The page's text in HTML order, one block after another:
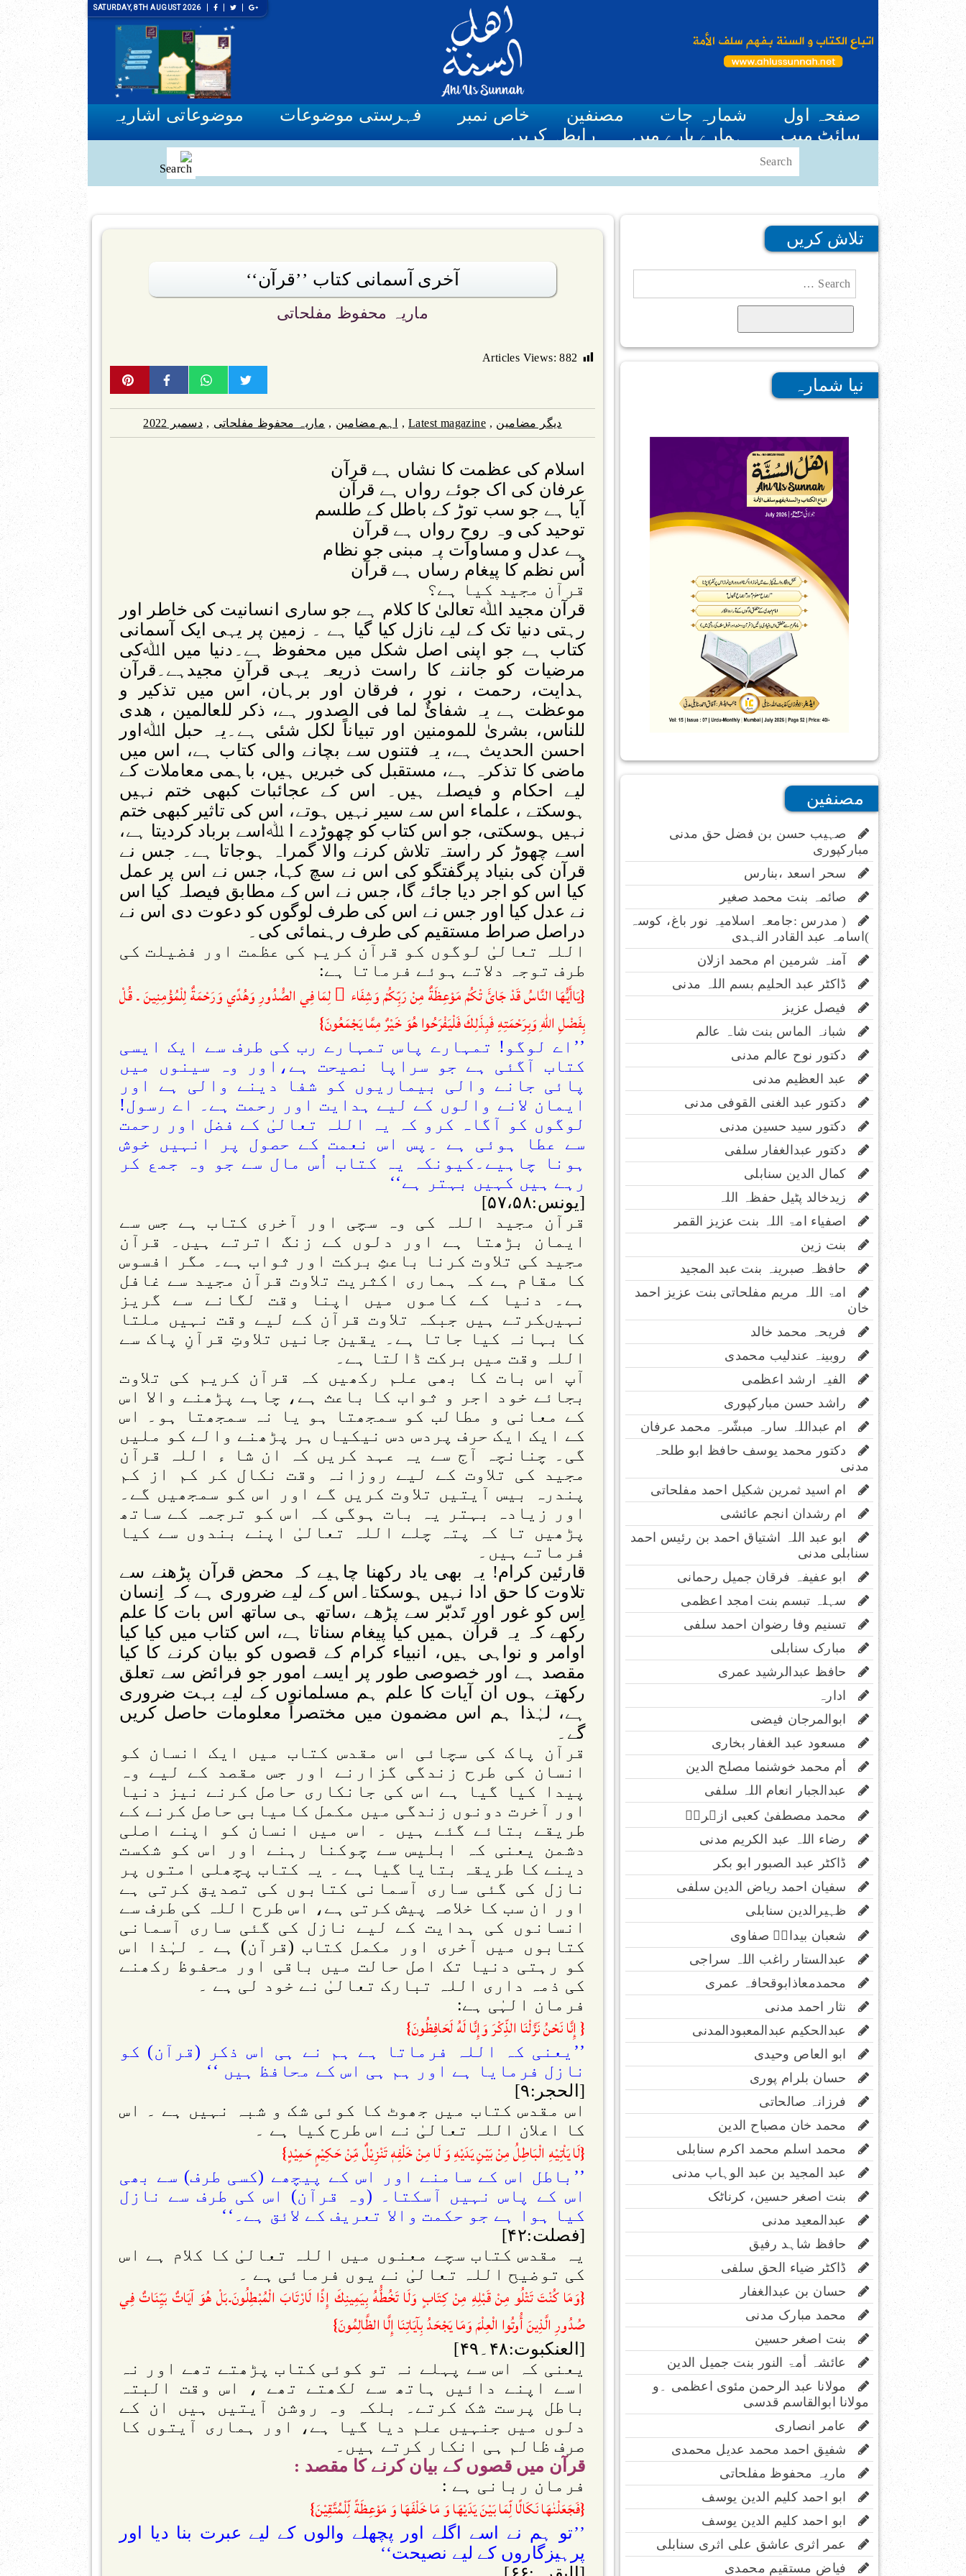
SATURDAY, 8TH AUGUST 2026
صفحہ اول شمارہ جات مصنفین خاص نمبر فہرستی موضوعات
موضوعاتی اشاریہ
سائٹ میپ
ہمارے بارے میں رابطہ کریں
آخری آسمانی کتاب ’’قرآن‘‘
ماریہ محفوظ مفلحاتی
دیگر مضامین ,
Latest magazine
, اہم مضامین , ماریہ محفوظ مفلحاتی , دسمبر 2022
اسلام کی عظمت کا نشاں ہے قرآن
عرفان کی اک جوئے رواں ہے قرآن
آیا ہے جو سب توڑ کے باطل کے طلسم
توحید کی وہ روحِ رواں ہے قرآن
ہے عدل و مساوات پہ مبنی جو نظام
اُس نظم کا پیغام رساں ہے قرآن
قرآن مجید کیا ہے؟
قرآن مجید اﷲ تعالیٰ کا کلام ہے جو ساری انسانیت کی خاطر اور
رہتی دنیا تک کے لیے نازل کیا گیا ہے ۔ زمین پر یہی ایک آسمانی
کتاب ہے جو اپنی اصل شکل میں محفوظ ہے۔دنیا میں اﷲکی
مرضیات کو جاننے کا راست ذریعہ یہی قرآنِ مجیدہے۔قرآن
ہدایت، رحمت ، نور ، فرقان اور برہان، اس میں تذکیر و
موعظت ہے یہ شفائٌ لما فی الصدور ہے، ذکر للعالمین ، ھدی
للناس، بشریٰ للمومنین اور تبیاناً لکل شئی ہے۔یہ حبل اﷲاور
احسن الحدیث ہے، یہ فتنوں سے بچانے والی کتاب ہے، اس میں
ماضی کا تذکرہ ہے، مستقبل کی خبریں ہیں، باہمی معاملات کے
لیے احکام و فیصلے ہیں۔ اس کے عجائبات کبھی ختم نہیں
ہوسکتے ، علماء اس سے سیر نہیں ہوتے، اس کی تاثیر کبھی ختم
نہیں ہوسکتی، جو اس کتاب کو چھوڑدے ا ﷲاسے برباد کردیتا ہے،
اسے چھوڑ کر راستہ تلاش کرنے والا گمراہ ہوجاتا ہے۔ جس نے
قرآن کی بنیاد پرگفتگو کی اس نے سچ کہا، جس نے اس پر عمل
کیا اس کو اجر دیا جائے گا، جس نے اس کے مطابق فیصلہ کیا اس
نے عدل کیا اور جس نے اس کی طرف لوگوں کو دعوت دی اس نے
دراصل صراط مستقیم کی طرف رہنمائی کی۔
اللہ تعالیٰ لوگوں کو قرآن کریم کی عظمت اور فضیلت کی
طرف توجہ دلاتے ہوئے فرماتا ہے:
{يَاأَيُّهَا النَّاسُ قَدْ جَائَ تْكُمْ مَوْعِظَةٌ مِنْ رَبِّكُمْ وَشِفَاء ٌ لِمَا فِي الصُّدُورِ وَهُدًي وَرَحْمَةٌ لِلْمُؤْمِنِينَ ۔ قُلْ
بِفَضْلِ اللّٰهِ وَبِرَحْمَتِهِ فَبِذَلِكَ فَلْيَفْرَحُوا هُوَ خَيْرٌ مِمَّا يَجْمَعُونَ}
’’اے لوگو! تمہارے پاس تمہارے رب کی طرف سے ایک ایسی
کتاب آگئی ہے جو سراپا نصیحت ہے،اور وہ سینوں میں
پائی جانے والی بیماریوں کو شفا دینے والی ہے اور
ایمان لانے والوں کے لیے ہدایت اور رحمت ہے۔ اے رسول!
لوگوں کو آگاہ کرو کہ یہ اللہ تعالیٰ کے فضل اور رحمت
سے عطا ہوئی ہے ۔پس اس نعمت کے حصول پر انہیں خوش
ہونا چاہیے۔کیونکہ یہ کتاب اُس مال سے جو وہ جمع کر
رہے ہیں کہیں بہتر ہے‘‘
[یونس:۵۷،۵۸]
قرآن مجید اللہ کی وہ سچی اور آخری کتاب ہے جس سے
ایمان بڑھتا ہے اور دلوں کے زنگ اترتے ہیں۔ قرآن
مجید کی تلاوت کرنا باعثِ برکت اور ثواب ہے۔ مگر افسوس
کا مقام ہے کہ ہماری اکثریت تلاوت قرآن مجید سے غافل
ہے۔ دنیا کے کاموں میں اپنا وقت لگانے سے گریز
نہیںکرتے ہیں جبکہ تلاوت قرآن کے لیے وقت نہیں ملتا
کا بہانہ کیا جاتا ہے۔ یقین جانیں تلاوتِ قرآنِ پاک سے
اللہ وقت میں برکت ڈالتا ہے۔
آپ اس بات کا بھی علم رکھیں کہ قرآن کریم کی تلاوت
بجائے خود اجر و ثواب کا باعث ہے، چاہے پڑھنے والا اس
کے معانی و مطالب کو سمجھتا ہو یا نہ سمجھتا ہو۔ اس
کے ایک ایک حرف پردس دس نیکیاں ہر پڑھنے والے کو ملیں
گی۔ چنانچہ آج سے یہ عہد کریں کہ ان شا ء اللہ قرآن
مجید کی تلاوت کے لیے روزانہ وقت نکال کر کم از کم
پندرہ بیس آیتیں تلاوت کریں گے اور اس کو سمجھیں گے۔
اور زیادہ بہتر یہ بات ہوگی کہ اس کو ترجمہ کے ساتھ
پڑھیں تا کہ پتہ چلے اللہ تعالیٰ اپنے بندوں سے کیا
فرماتے ہیں۔
قارئین کرام! یہ بھی یاد رکھنا چاہیے کہ محض قرآن پڑھنے سے
تلاوت کا حق ادا نہیں ہوسکتا۔اس کے لیے ضروری ہے کہ اِنسان
اِس کو غور اور تَدبّر سے پڑھے ،ساتھ ہی ساتھ اس بات کا علم
رکھے کہ یہ قرآن ہمیں کیا پیغام سناتا ہے، اس کتاب میں کیا کیا
اوامر و نواہی ہیں، انبیاء کرام کے قصوں کو بیان کرنے کا کیا
مقصد ہے اور خصوصی طور پر ایسے امور جو فرائض سے تعلق
رکھتے ہوں ان آیات کا علم ہم مسلمانوں کے لیے بہت ضروری
ہے، لہٰذا ہم اس مضمون میں مختصراً معلومات حاصل کریں
گے۔
قرآن پاک کی سچائی اس مقدس کتاب میں ایک انسان کو
انسان کی طرح زندگی گزارنے اور جس مقصد کے لیے وہ
پیدا کیا گیا ہے اس کی جانکاری حاصل کرنے نیز دنیا
اور آخرت دونوں زندگی میں مکمل کامیابی حاصل کرنے کے
طریقے بتائے گئے ہیں ۔ اس میں انسان کو اپنے اصلی
دشمن یعنی کہ ابلیس سے چوکنا رہنے اور اس کو شکست
دینے کا طریقہ بتایا گیا ہے ۔ یہ کتاب پچھلی امتوں پر
نازل کی گئی ساری آسمانی کتابوں کی تصدیق کرتی ہے
اور ان سب کا خلاصہ پیش کرتی ہے، اس طرح اللہ کی طرف سے
انسانوں کی ہدایت کے لیے نازل کی گئی ساری آسمانی
کتابوں میں آخری اور مکمل کتاب (قرآن) ہے ۔ لہٰذا اس
کو رہتی دنیا تک اصل حالت میں باقی اور محفوظ رکھنے
کی ذمہ داری اللہ تبارک تعالیٰ نے خود لی ہے ۔
فرمان الہٰی ہے:
{ إِنَّا نَحْنُ نَزَّلْنَا الذِّكْرَ وَإِنَّا لَهُ لَحَافِظُونَ}
’’یعنی کہ اللہ فرماتا ہے ہم نے ہی اس ذکر (قرآن) کو
نازل فرمایا ہے اور ہم ہی اس کے محافظ ہیں ‘‘
[الحجر:۹]
اس مقدس کتاب میں جھوٹ کا کوئی شک و شبہ نہیں ہے ۔ اس
کا اعلان اللہ تعالیٰ نے اس طرح کیا ہے ۔
{لَا يَاْتِيْهِ الْبَاطِلُ مِنْ بَيْنِ يَدَيْهِ وَ لَا مِنْ خَلْفِهٖ تَنْزِيْلٌ مِّنْ حَكِيْمٍ حَمِيْدٍ}
’’باطل اس کے سامنے اور اس کے پیچھے (کسی طرف) سے بھی
اس کے پاس نہیں آسکتا۔ (وہ قرآن) اس کی طرف سے نازل
کیا ہوا ہے جو حکمت والا تعریف کے لائق ہے۔‘‘
[فصلت:۴۲]
یہ مقدس کتاب سچے معنوں میں اللہ تعالیٰ کا کلام ہے اس
کی توضیح اللہ تعالیٰ نے یوں فرمائی ہے ۔
{وَمَا كُنْتَ تَتْلُو مِنْ قَبْلِهِ مِنْ كِتَابٍ وَلَا تَخُطُّهُ بِيَمِينِكَ إِذًا لَارْتَابَ الْمُبْطِلُونَ۔بَلْ هُوَ آيَاتٌ بَيِّنَاتٌ فِي
صُدُورِ الَّذِينَ أُوتُوا الْعِلْمَ وَمَا يَجْحَدُ بِآيَاتِنَا إِلَّا الظَّالِمُونَ}
[العنکبوت:۴۸۔۴۹]
یعنی کہ اس سے پہلے نہ تو کوئی کتاب پڑھتے تھے اور نہ
اسے اپنے دائیں ہاتھ سے لکھتے تھے ، اس وقت البتہ
باطل پرست شک کرتے۔ بلکہ وہ روشن آیتیں ہیں ان کے
دلوں میں جنہیں علم دیا گیا ہے، اور ہماری آیتوں کا
صرف ظالم ہی انکار کرتے ہیں۔
قرآن میں قصوں کے بیان کرنے کا مقصد :
فرمان ربانی ہے :
{فَجَعَلْنٰهَا نَكَالًا لِّمَا بَيْنَ يَدَيْهَا وَ مَا خَلْفَهَا وَ مَوْعِظَةً لِّلْمُتَّقِيْنَ}
’’تو ہم نے اسے اگلے اور پچھلے والوں کے لیے عبرت بنا دیا اور
پرہیزگاروں کے لیے نصیحت‘‘
Articles Views: 882
تلاش کریں
نیا شمارہ
مصنفین
صہیب حسن بن فضل حق مدنی
مبارکپوری
سحر اسعد ،بنارس
صائمہ بنت محمد صغیر
( مدرس :جامعہ اسلامیہ نور باغ، کوسہ
)اسامہ عبد القادر النہدی
آمنہ شرمین ام محمد ازلان
ڈاکٹر عبد الحلیم بسم اللہ مدنی
فیصل عزیز
شبانہ الماس بنت شاہ عالم
دکتور نوح عالم مدنی
عبد العظیم مدنی
دکتور عبد الغنی القوفی مدنی
دکتور سید حسین مدنی
دکتور عبدالغفار سلفی
کمال الدین سنابلی
زیدخالد پٹیل حفظہ اللہ
اصفیاء امۃ اللہ بنت عزیز القمر
بنت زین
حافظہ صبرینہ بنت عبد المجید
امۃ اللہ مریم مفلحاتی بنت عزیز احمد
خان
فریحہ محمد خالد
روبینہ عندلیب محمدی
الفیہ ارشد اعظمی
راشد حسن مبارکپوری
ام عبداللہ سارہ مبشّرہ محمد عرفان
دکتور محمد یوسف حافظ ابو طلحہ
مدنی
ام اسید ثمرین شکیل احمد مفلحاتی
ام رشدان انجم عائشی
ابو عبد اللہ اشتیاق احمد بن رئیس احمد
سنابلی مدنی
ابو عفیفہ فرقان جمیل رحمانی
سہلہ تبسم بنت امجد اعظمی
تسنیم وفا رضوان احمد سلفی
مبارک سنابلی
حافظ عبدالرشید عمری
ادارہ
ابوالمرجان فیضی
مسعود عبد الغفار بخاری
أم محمد خوشنما مصلح الدین
عبدالجبار انعام اللہ سلفی
محمد مصطفیٰ کعبی ازہریؔ
رضاء اللہ عبد الکریم مدنی
ڈاکٹر عبد الصبور ابو بکر
سفیان احمد ریاض الدین سلفی
ظہیرالدین سنابلی
شعبان بیدارؔ صفاوی
عبدالستار راغب اللہ سراجی
محمدمعاذابوقحافہ عمری
نثار احمد مدنی
عبدالحکیم عبدالمعبودالمدنی
ابو العاص وحیدی
حسان بلرام پوری
فرزانہ صالحاتی
محمد خان مصباح الدین
محمد اسلم محمد اکرم سنابلی
عبد المجید بن عبد الوہاب مدنی
بنت اصغر حسین، کرناٹک
عبدالمعید مدنی
حافظ شاہد رفیق
ڈاکٹر ضیاء الحق سلفی
حسان بن عبدالغفار
محمد مبارک مدنی
بنت اصغر حسین
عائشہ أمۃ النور بنت جمیل الدین
مولانا عبد الرحمن مئوی اعظمی ۔و
مولانا ابوالقاسم قدسی
عامر انصاری
شفیق احمد محمد عدیل محمدی
ماریہ محفوظ مفلحاتی
ابو احمد کلیم الدین یوسف
ابو احمد کلیم الدین یوسف
عمر اثری عاشق علی اثری سنابلی
فیاض مستقیم محمدی